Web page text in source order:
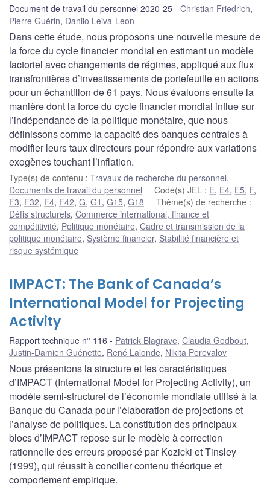
Document de travail du personnel 2020-25 Christian Friedrich,
Pierre Guérin, Danilo Leiva-Leon
Dans cette étude, nous proposons une nouvelle mesure de
la force du cycle financier mondial en estimant un modèle
factoriel avec changements de régimes, appliqué aux flux
transfrontières d’investissements de portefeuille en actions
pour un échantillon de 61 pays. Nous évaluons ensuite la
manière dont la force du cycle financier mondial influe sur
l’indépendance de la politique monétaire, que nous
définissons comme la capacité des banques centrales à
modifier leurs taux directeurs pour répondre aux variations
exogènes touchant l’inflation.
Type(s) de contenu : Travaux de recherche du personnel,
Documents de travail du personnel
Code(s) JEL : E, E4, E5, F,
F3, F32, F4, F42, G, G1 , G15, G18 Thème(s) de recherche :
Défis structurels, Commerce international, finance et
compétitivité, Politique monétaire, Cadre et transmission de la
politique monétaire, Système financier, Stabilité financière et
risque systémique
IMPACT: The Bank of Canada’s
International Model for Projecting
Activity
Rapport technique n° 116 Patrick Blagrave, Claudia Godbout,
Justin-Damien Guénette, René Lalonde, Nikita Perevalov
Nous présentons la structure et les caractéristiques
d’IMPACT (International Model for Projecting Activity), un
modèle semi-structurel de l’économie mondiale utilisé à la
Banque du Canada pour l’élaboration de projections et
l’analyse de politiques. La constitution des principaux
blocs d’IMPACT repose sur le modèle à correction
rationnelle des erreurs proposé par Kozicki et Tinsley
(1999), qui réussit à concilier contenu théorique et
comportement empirique.